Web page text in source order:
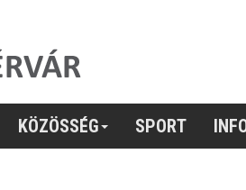
KÖZÖSSÉG SPORT